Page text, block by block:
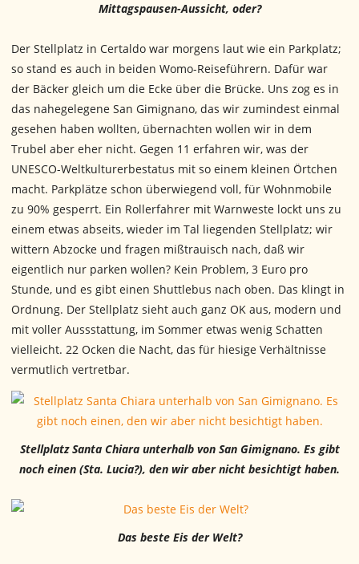
Mittagspausen-Aussicht, oder?
Der Stellplatz in Certaldo war morgens laut wie ein Parkplatz;
so stand es auch in beiden Womo-Reiseführern. Dafür war
der Bäcker gleich um die Ecke über die Brücke. Uns zog es in
das nahegelegene San Gimignano, das wir zumindest einmal
gesehen haben wollten, übernachten wollen wir in dem
Trubel aber eher nicht. Gegen 11 erfahren wir, was der
UNESCO-Weltkulturerbestatus mit so einem kleinen Örtchen
macht. Parkplätze schon überwiegend voll, für Wohnmobile
zu 90% gesperrt. Ein Rollerfahrer mit Warnweste lockt uns zu
einem etwas abseits, wieder im Tal liegenden Stellplatz; wir
wittern Abzocke und fragen mißtrauisch nach, daß wir
eigentlich nur parken wollen? Kein Problem, 3 Euro pro
Stunde, und es gibt einen Shuttlebus nach oben. Das klingt in
Ordnung. Der Stellplatz sieht auch ganz OK aus, modern und
mit voller Aussstattung, im Sommer etwas wenig Schatten
vielleicht. 22 Ocken die Nacht, das für hiesige Verhältnisse
vermutlich vertretbar.
Stellplatz Santa Chiara unterhalb von San Gimignano. Es gibt
noch einen (Sta. Lucia?), den wir aber nicht besichtigt haben.
Das beste Eis der Welt?